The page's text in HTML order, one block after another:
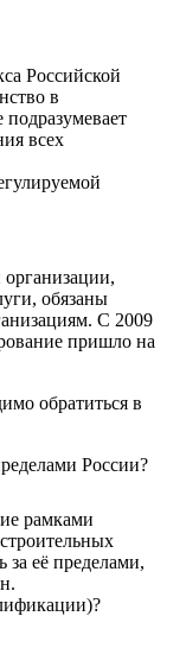
Российской
в
всех
обязаны
С 2009
пришло на
обратиться в
России?
рамками
её пределами,